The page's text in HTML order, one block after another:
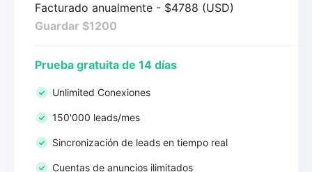
Facturado anualmente - $4788 (USD)
Guardar $1200
Prueba gratuita de 14 días
Unlimited Conexiones
150'000 leads/mes
Sincronización de leads en tiempo real
Cuentas de anuncios ilimitados